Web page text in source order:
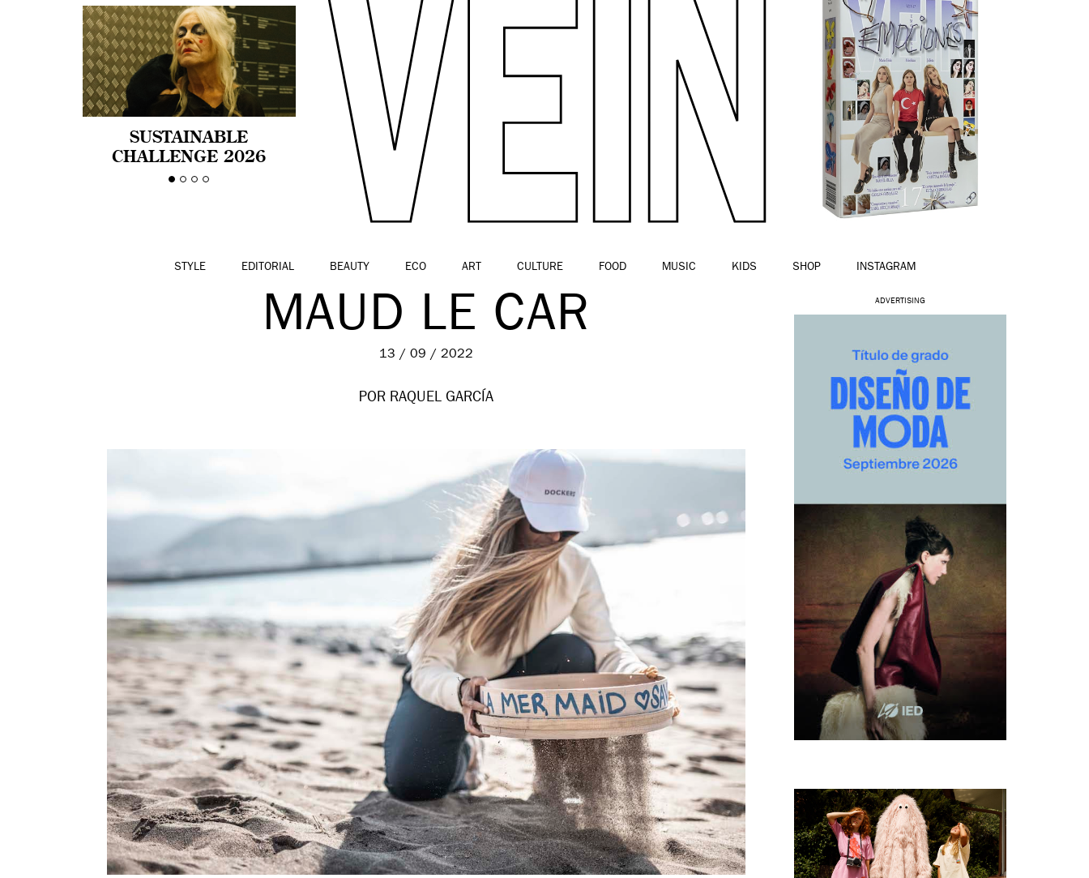
SUSTAINABLE
CHALLENGE 2026
CELEBRA LA
STYLE EDITORIAL BEAUTY ECO ART CULTURE FOOD MUSIC KIDS SHOP INSTAGRAM
MAUD LE CAR
13 / 09 / 2022
POR RAQUEL GARCÍA
ADVERTISING